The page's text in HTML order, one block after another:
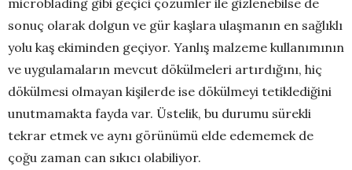
sonuç olarak dolgun ve gür kaşlara ulaşmanın en sağlıklı
yolu kaş ekiminden geçiyor. Yanlış malzeme kullanımının
ve uygulamaların mevcut dökülmeleri artırdığını, hiç
dökülmesi olmayan kişilerde ise dökülmeyi tetiklediğini
unutmamakta fayda var. Üstelik, bu durumu sürekli
tekrar etmek ve aynı görünümü elde edememek de
çoğu zaman can sıkıcı olabiliyor.